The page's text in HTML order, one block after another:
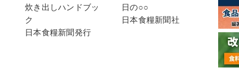
炊き出しハンドブッ
ク
日本食糧新聞発行
日の○○
日本食糧新聞社